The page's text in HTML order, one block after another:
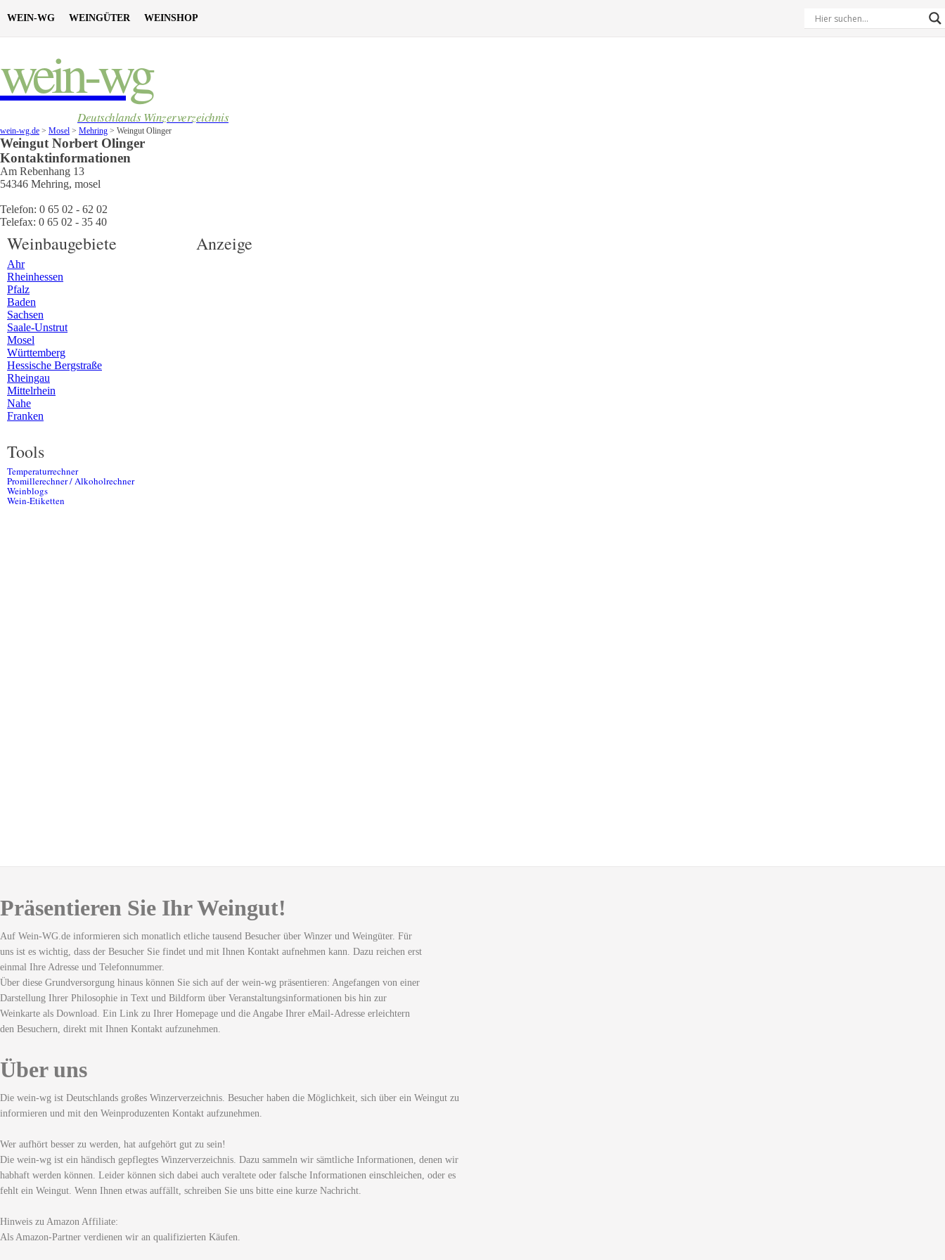
WEIN-WG WEINGÜTER WEINSHOP
wein-wg
Deutschlands Winzerverzeichnis
wein-wg.de > Mosel > Mehring > Weingut Olinger
Weingut Norbert Olinger
Kontaktinformationen
Am Rebenhang 13
54346 Mehring, mosel
Telefon: 0 65 02 - 62 02
Telefax: 0 65 02 - 35 40
Weinbaugebiete
Ahr
Rheinhessen
Pfalz
Baden
Sachsen
Saale-Unstrut
Mosel
Württemberg
Hessische Bergstraße
Rheingau
Mittelrhein
Nahe
Franken
Tools
Temperaturrechner
Promillerechner / Alkoholrechner
Weinblogs
Wein-Etiketten
Anzeige
Präsentieren Sie Ihr Weingut!
Auf Wein-WG.de informieren sich monatlich etliche tausend Besucher über Winzer und Weingüter. Für
uns ist es wichtig, dass der Besucher Sie findet und mit Ihnen Kontakt aufnehmen kann. Dazu reichen erst
einmal Ihre Adresse und Telefonnummer.
Über diese Grundversorgung hinaus können Sie sich auf der wein-wg präsentieren: Angefangen von einer
Darstellung Ihrer Philosophie in Text und Bildform über Veranstaltungsinformationen bis hin zur
Weinkarte als Download. Ein Link zu Ihrer Homepage und die Angabe Ihrer eMail-Adresse erleichtern
den Besuchern, direkt mit Ihnen Kontakt aufzunehmen.
Über uns
Die wein-wg ist Deutschlands großes Winzerverzeichnis. Besucher haben die Möglichkeit, sich über ein Weingut zu
informieren und mit den Weinproduzenten Kontakt aufzunehmen.
Wer aufhört besser zu werden, hat aufgehört gut zu sein!
Die wein-wg ist ein händisch gepflegtes Winzerverzeichnis. Dazu sammeln wir sämtliche Informationen, denen wir
habhaft werden können. Leider können sich dabei auch veraltete oder falsche Informationen einschleichen, oder es
fehlt ein Weingut. Wenn Ihnen etwas auffällt, schreiben Sie uns bitte eine kurze Nachricht.
Hinweis zu Amazon Affiliate:
Als Amazon-Partner verdienen wir an qualifizierten Käufen.